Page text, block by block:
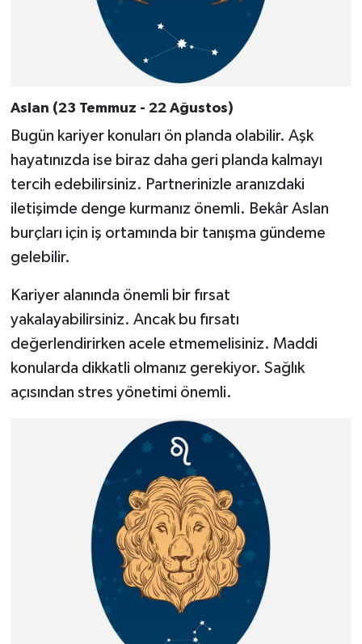
Aslan (23 Temmuz - 22 Ağustos)
Bugün kariyer konuları ön planda olabilir. Aşk
hayatınızda ise biraz daha geri planda kalmayı
tercih edebilirsiniz. Partnerinizle aranızdaki
iletişimde denge kurmanız önemli. Bekâr Aslan
burçları için iş ortamında bir tanışma gündeme
gelebilir.
Kariyer alanında önemli bir fırsat
yakalayabilirsiniz. Ancak bu fırsatı
değerlendirirken acele etmemelisiniz. Maddi
konularda dikkatli olmanız gerekiyor. Sağlık
açısından stres yönetimi önemli.